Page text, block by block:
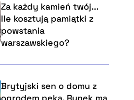
Za każdy kamień twój...
Ile kosztują pamiątki z
powstania
warszawskiego?
Brytyjski sen o domu z
ogrodem pęka. Rynek ma